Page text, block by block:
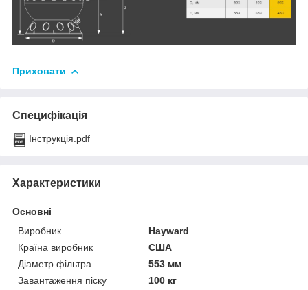
Приховати
Специфікація
Інструкція.pdf
Характеристики
Основні
Виробник
Hayward
Країна виробник
США
Діаметр фільтра
553 мм
Завантаження піску
100 кг